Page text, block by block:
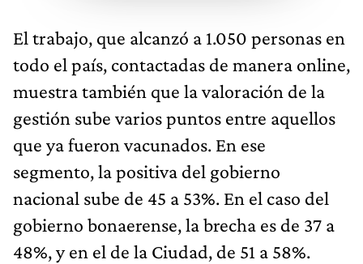
El trabajo, que alcanzó a 1.050 personas en
todo el país, contactadas de manera online,
muestra también que la valoración de la
gestión sube varios puntos entre aquellos
que ya fueron vacunados. En ese
segmento, la positiva del gobierno
nacional sube de 45 a 53%. En el caso del
gobierno bonaerense, la brecha es de 37 a
48%, y en el de la Ciudad, de 51 a 58%.